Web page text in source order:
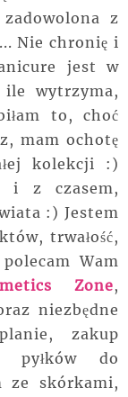
z
Nie chronię i
jest w
wytrzyma,
to, choć
mam ochotę
kolekcji :)
i z czasem,
:) Jestem
trwałość,
Wam
Zone,
niezbędne
zakup
do
ze skórkami,